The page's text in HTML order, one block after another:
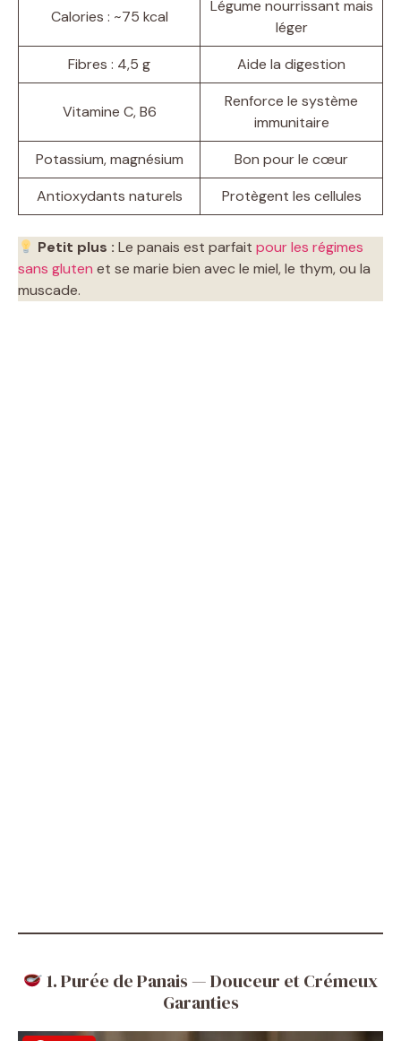
Calories : ~75 kcal
Légume nourrissant mais
léger
Fibres : 4,5 g
Aide la digestion
Vitamine C, B6
Renforce le système
immunitaire
Potassium, magnésium
Bon pour le cœur
Antioxydants naturels
Protègent les cellules
Petit plus : Le panais est parfaitpour les régimes
sans gluten et se marie bien avec le miel, le thym, ou la
muscade.
1. Purée de Panais — Douceur et Crémeux
Garanties